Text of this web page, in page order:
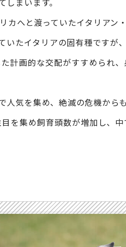
まいます。
へと渡っていたイタリアン
いたイタリアの固有種ですが
計画的な交配がすすめられ
気を集め、絶滅の危機から
を集め飼育頭数が増加し、